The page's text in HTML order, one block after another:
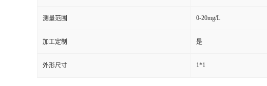
测量范围 0-20mg/L
加工定制 是
外形尺寸 1*1